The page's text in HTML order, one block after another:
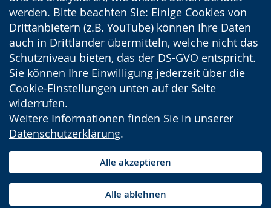
werden. Bitte beachten Sie: Einige Cookies von
Drittanbietern (z.B. YouTube) können Ihre Daten
auch in Drittländer übermitteln, welche nicht das
Schutzniveau bieten, das der DS-GVO entspricht.
Sie können Ihre Einwilligung jederzeit über die
Cookie-Einstellungen unten auf der Seite
widerrufen.
Weitere Informationen finden Sie in unserer
Datenschutzerklärung.
Alle akzeptieren
Alle ablehnen